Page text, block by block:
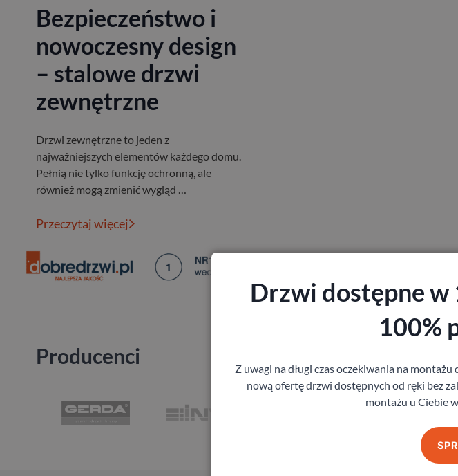
Bezpieczeństwo i
nowoczesny design
– stalowe drzwi
zewnętrzne
Drzwi zewnętrzne to jeden z
najważniejszych elementów każdego domu.
Pełnią nie tylko funkcję ochronną, ale
również mogą zmienić wygląd …
Przeczytaj więcej
Producenci
Drzwi dostępne w
100%
Z uwagi na długi czas oczekiwania na
nową ofertę drzwi dostępnych od ręki bez
montażu u Ciebie